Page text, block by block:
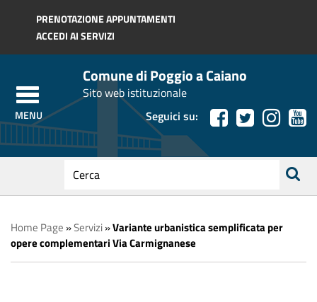
Regione Toscana
PRENOTAZIONE APPUNTAMENTI
ACCEDI AI SERVIZI
Comune di Poggio a Caiano
Sito web istituzionale
Seguici su:
testo
da
cercare
ricerca
Home Page »Servizi»Variante urbanistica semplificata per
opere complementari Via Carmignanese